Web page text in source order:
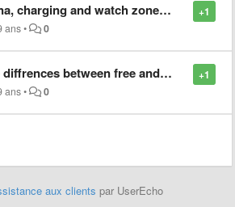
+1
and watch zone is hidden in iOS
ans• 0
+1
between free and paid version for iOS XiiaLive?
ans• 0
aux clients par UserEcho